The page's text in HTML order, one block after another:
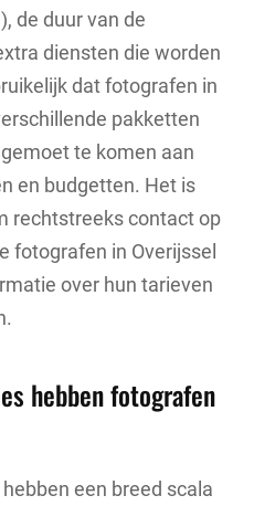
de duur van de
diensten die worden
dat fotografen in
pakketten
te komen aan
en budgetten. Het is
rechtstreeks contact op
fotografen in Overijssel
over hun tarieven
hebben fotografen
een breed scala